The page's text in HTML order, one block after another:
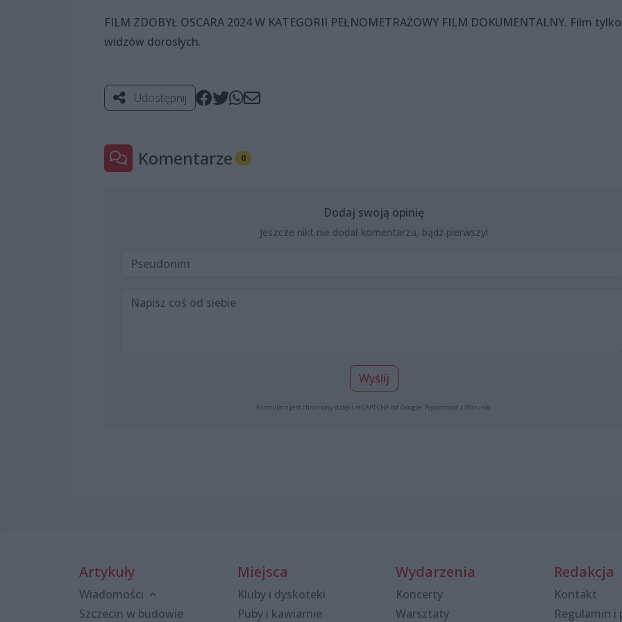
FILM ZDOBYŁ OSCARA 2024 W KATEGORII PEŁNOMETRAŻOWY FILM DOKUMENTALNY. Film
widzów dorosłych.
Udostępnij
Komentarze 0
Dodaj swoją opinię
Jeszcze nikt nie dodał komentarza, bądź pierwszy!
Wyślij
Formularz jest chroniony dzięki reCAPTCHA od Google: Prywatność| Warunki
Artykuły
Wiadomości
Szczecin w budowie
Miejsca
Kluby i dyskoteki
Puby i kawiarnie
Wydarzenia
Koncerty
Warsztaty
Redakcja
Kontakt
Regulamin i